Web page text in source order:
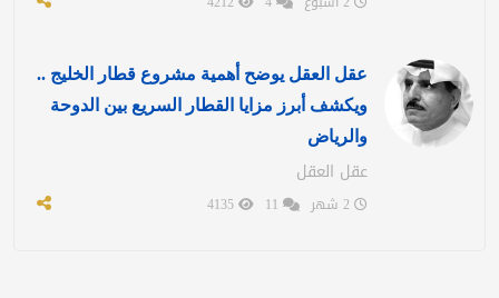
عقل العقل يوضح أهمية مشروع قطار الخليج ..
ويكشف أبرز مزايا القطار السريع بين الدوحة
والرياض
عقل العقل